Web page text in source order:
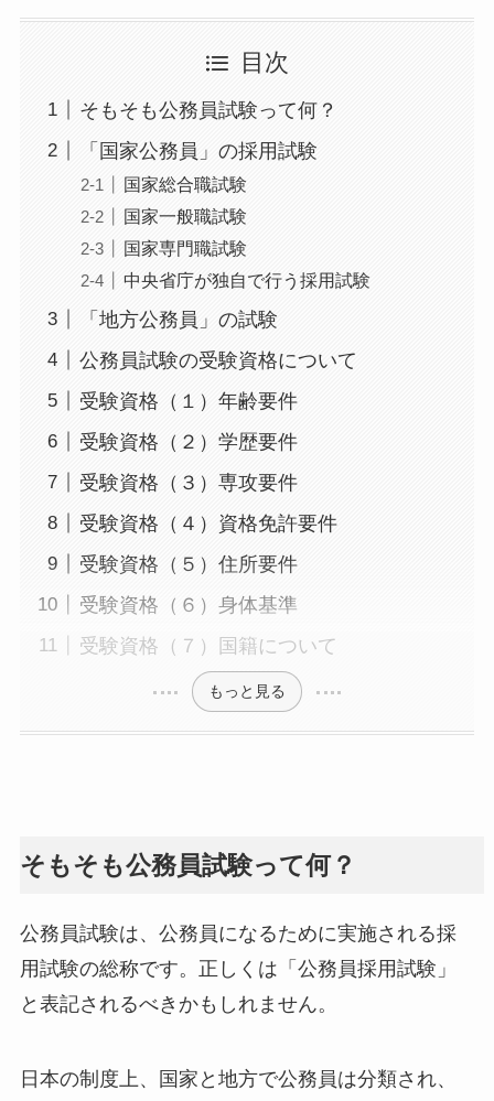
目次
そもそも公務員試験って何？
「国家公務員」の採用試験
国家総合職試験
国家一般職試験
国家専門職試験
中央省庁が独自で行う採用試験
「地方公務員」の試験
公務員試験の受験資格について
受験資格（１）年齢要件
受験資格（２）学歴要件
受験資格（３）専攻要件
受験資格（４）資格免許要件
受験資格（５）住所要件
受験資格（６）身体基準
受験資格（７）国籍について
もっと見る
そもそも公務員試験って何？
公務員試験は、公務員になるために実施される採
用試験の総称です。正しくは「公務員採用試験」
と表記されるべきかもしれません。
日本の制度上、国家と地方で公務員は分類され、